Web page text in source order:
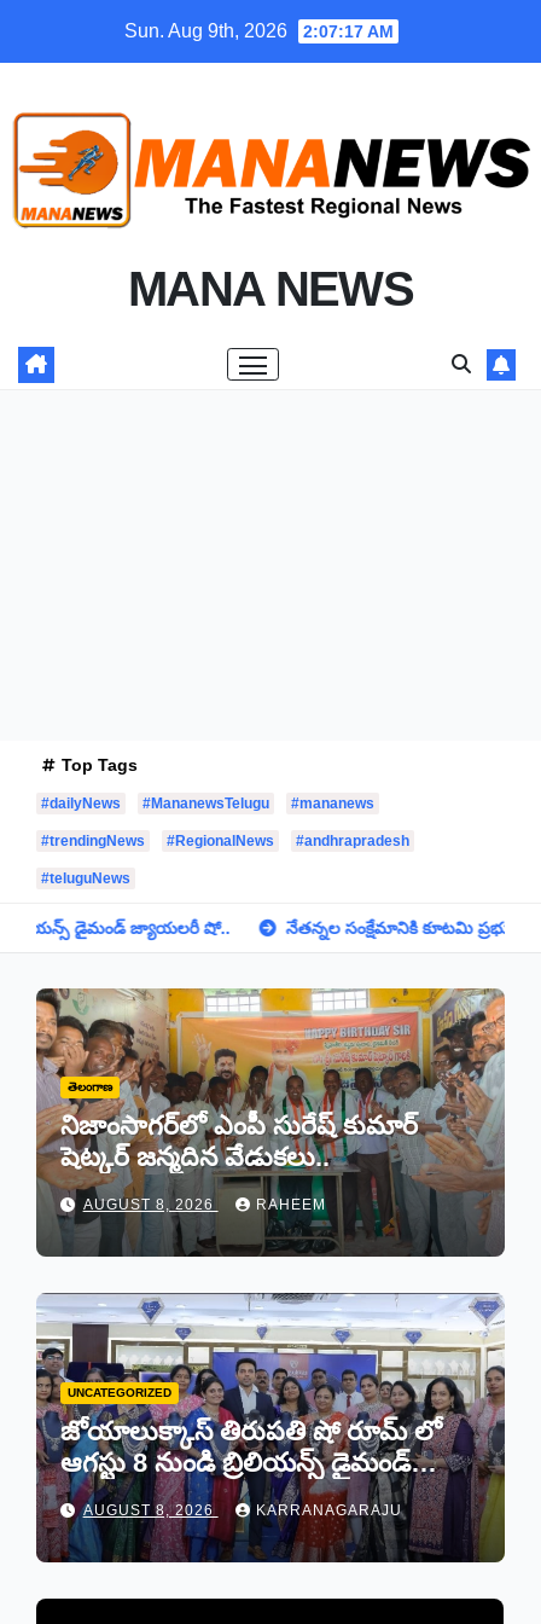
Sun. Aug 9th, 2026 2:07:19 AM
MANA NEWS
Top Tags
#dailyNews #MananewsTelugu #mananews
#trendingNews #RegionalNews #andhrapradesh
#teluguNews
షో.. నేతన్నల సంక్షేమానికి కూటమి ప్రభుత్వం పెద్దపీట. శ్రీ కాళహస్తి
తెలంగాణ
నిజాంసాగర్‌లో ఎంపీ సురేష్ కుమార్
షెట్కర్ జన్మదిన వేడుకలు..
AUGUST 8, 2026 RAHEEM
UNCATEGORIZED
జోయాలుక్కాస్ తిరుపతి షో రూమ్ లో
ఆగస్టు 8 నుండి బ్రిలియన్స్ డైమండ్
జ్యాయలరీ షో..
AUGUST 8, 2026 KARRANAGARAJU